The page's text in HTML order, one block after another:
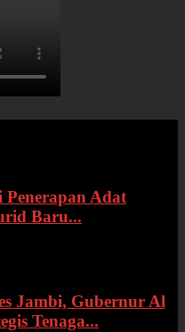
Adat
Baru...
Jambi, Gubernur Al
Tenaga...